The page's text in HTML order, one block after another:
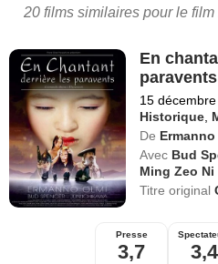
20 films similaires pour le
En
paravents
15
Historique
De Ermanno
Avec Bud
Ming Zeo Ni
Titre original
Presse
3,7 3,4